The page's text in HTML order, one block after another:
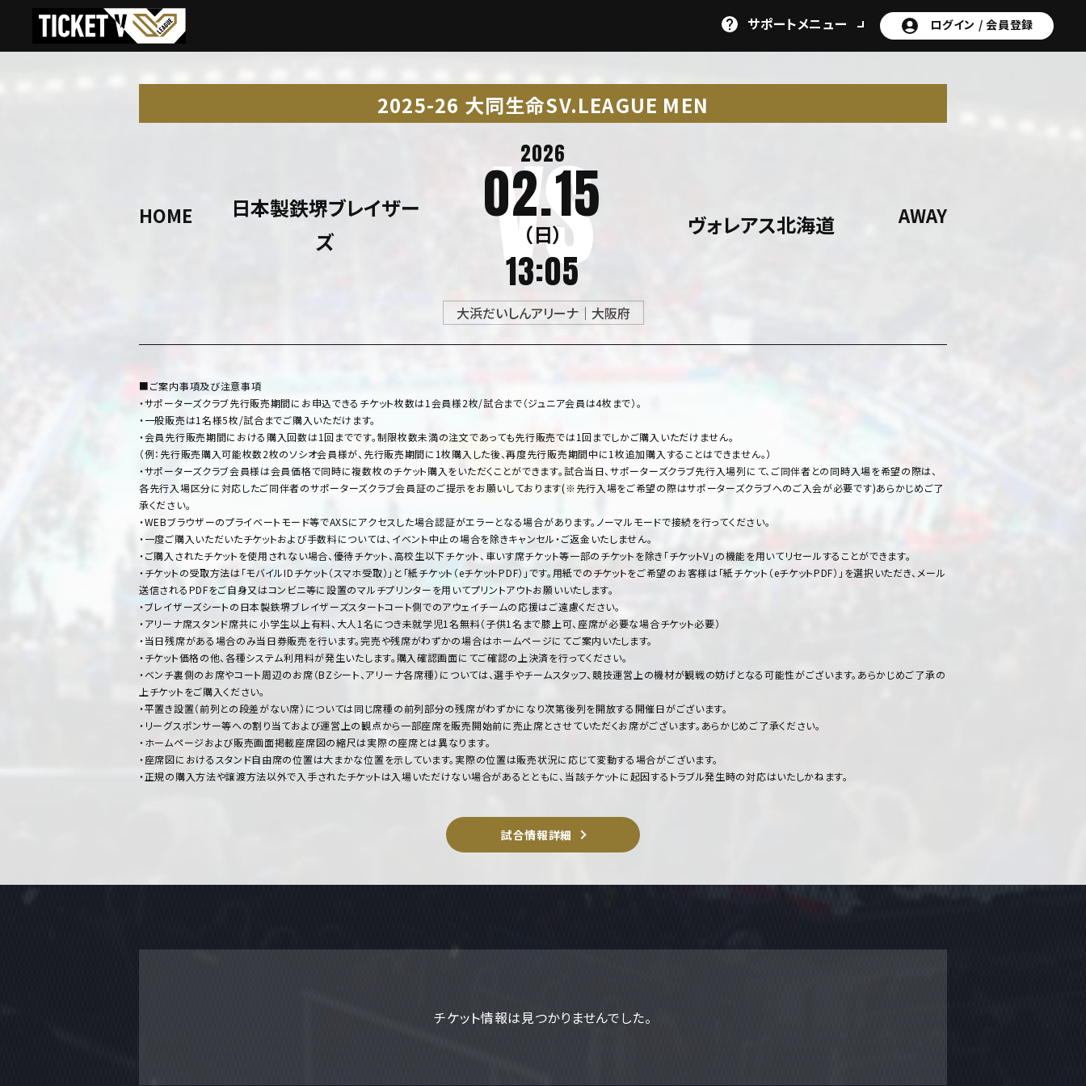
サポートメニュー ログイン /会員登録
2025-26 大同生命SV.LEAGUE MEN
HOME
日本製鉄堺ブレイザー
ズ
2026
02.15
（日）
13:05
AWAY
ヴォレアス北海道
大浜だいしんアリーナ｜大阪府
■ご案内事項及び注意事項
・サポーターズクラブ先行販売期間にお申込できるチケット枚数は1会員様2枚/試合まで（ジュニア会員は4枚まで）。
・一般販売は1名様5枚/試合までご購入いただけます。
・会員先行販売期間における購入回数は1回までです。制限枚数未満の注文であっても先行販売では1回までしかご購入いただけません。
（例：先行販売購入可能枚数2枚のソシオ会員様が、先行販売期間に1枚購入した後、再度先行販売期間中に1枚追加購入することはできません。）
・サポーターズクラブ会員様は会員価格で同時に複数枚のチケット購入をいただくことができます。試合当日、サポーターズクラブ先行入場列にて、ご同伴者との同時入場を希望の際は、
各先行入場区分に対応したご同伴者のサポーターズクラブ会員証のご提示をお願いしております(※先行入場をご希望の際はサポーターズクラブへのご入会が必要です)あらかじめご了
承ください。
・WEBブラウザーのプライベートモード等でAXSにアクセスした場合認証がエラーとなる場合があります。ノーマルモードで接続を行ってください。
・一度ご購入いただいたチケットおよび手数料については、イベント中止の場合を除きキャンセル・ご返金いたしません。
・ご購入されたチケットを使用されない場合、優待チケット、高校生以下チケット、車いす席チケット等一部のチケットを除き「チケットV」の機能を用いてリセールすることができます。
・チケットの受取方法は「モバイルIDチケット（スマホ受取）」と「紙チケット（eチケットPDF）」です。用紙でのチケットをご希望のお客様は「紙チケット（eチケットPDF）」を選択いただき、メール
送信されるPDFをご自身又はコンビニ等に設置のマルチプリンターを用いてプリントアウトお願いいたします。
・ブレイザーズシートの日本製鉄堺ブレイザーズスタートコート側でのアウェイチームの応援はご遠慮ください。
・アリーナ席スタンド席共に小学生以上有料、大人1名につき未就学児1名無料（子供1名まで膝上可、座席が必要な場合チケット必要）
・当日残席がある場合のみ当日券販売を行います。完売や残席がわずかの場合はホームページにてご案内いたします。
・チケット価格の他、各種システム利用料が発生いたします。購入確認画面にてご確認の上決済を行ってください。
・ベンチ裏側のお席やコート周辺のお席（BZシート、アリーナ各席種）については、選手やチームスタッフ、競技運営上の機材が観戦の妨げとなる可能性がございます。あらかじめご了承の
上チケットをご購入ください。
・平置き設置（前列との段差がない席）については同じ席種の前列部分の残席がわずかになり次第後列を開放する開催日がございます。
・リーグスポンサー等への割り当ておよび運営上の観点から一部座席を販売開始前に売止席とさせていただくお席がございます。あらかじめご了承ください。
・ホームページおよび販売画面掲載座席図の縮尺は実際の座席とは異なります。
・座席図におけるスタンド自由席の位置は大まかな位置を示しています。実際の位置は販売状況に応じて変動する場合がございます。
・正規の購入方法や譲渡方法以外で入手されたチケットは入場いただけない場合があるとともに、当該チケットに起因するトラブル発生時の対応はいたしかねます。
試合情報詳細
チケット情報は見つかりませんでした。